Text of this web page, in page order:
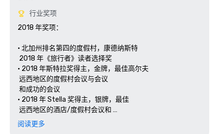
行业奖项
2018 年奖项：
• 北加州排名第四的度假村，康德纳斯特
2018 年《旅行者》读者选择奖
• 2018 年斯特拉奖得主，金牌，最佳高尔夫
远西地区的度假村会议与会议
和成功的会议
• 2018 年 Stella 奖得主，银牌，最佳
远西地区的酒店/度假村会议和
阅读更多